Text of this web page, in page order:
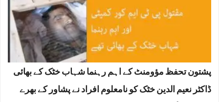
پشتون تحفظ مؤومنٹ کے اہم رہنما شہاب خٹک کے بھائی
ڈاکٹر نعیم الدین خٹک کو نامعلوم افراد نے پشاور کے بھرے